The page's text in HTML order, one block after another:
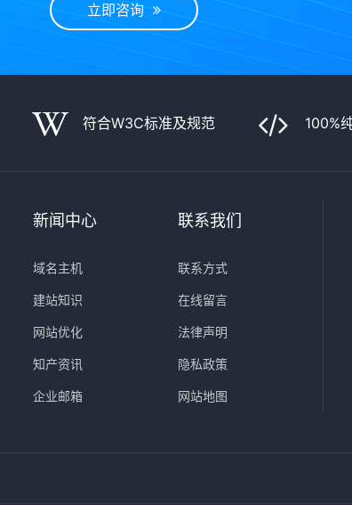
立即咨询
符合W3C标准及规范 100%
新闻中心
域名主机
建站知识
网站优化
知产资讯
企业邮箱
联系我们
联系方式
在线留言
法律声明
隐私政策
网站地图